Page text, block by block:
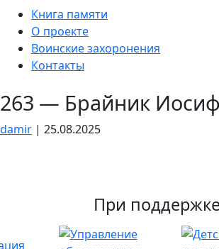
content
Книга памяти
О проекте
Воинские захоронения
Контакты
263 — Брайник
damir | 25.08.2025
При